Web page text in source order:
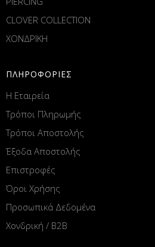
CLOVER COLLECTION
ΧΟΝΔΡΙΚΗ
ΠΛΗΡΟΦΟΡΙΕΣ
Η Εταιρεία
Τρόποι Πληρωμής
Τρόποι Αποστολής
Έξοδα Αποστολής
Επιστροφές
Όροι Χρήσης
Προσωπικά Δεδομένα
Χονδρική / B2B